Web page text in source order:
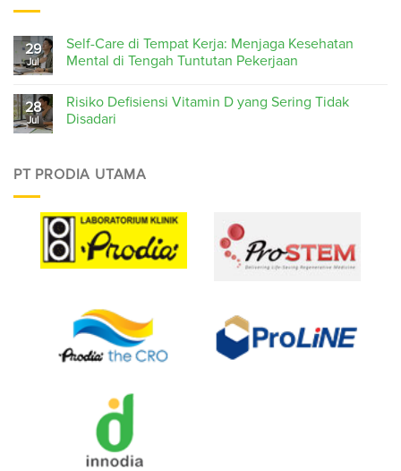
29
Jul
Self-Care di Tempat Kerja: Menjaga Kesehatan
Mental di Tengah Tuntutan Pekerjaan
28
Jul
Risiko Defisiensi Vitamin D yang Sering Tidak
Disadari
PT PRODIA UTAMA